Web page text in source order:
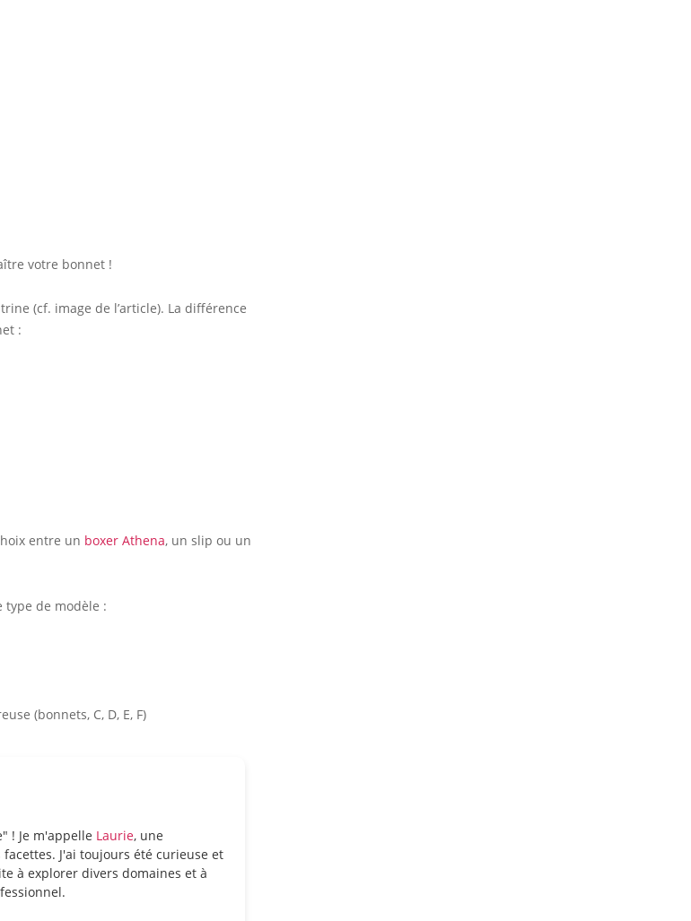
votre bonnet !
(cf. image de l’article). La différence
:
entre un boxer Athena, un slip ou un
type de modèle :
(bonnets, C, D, E, F)
! Je m'appelle Laurie, une
J'ai toujours été curieuse et
à explorer divers domaines et à